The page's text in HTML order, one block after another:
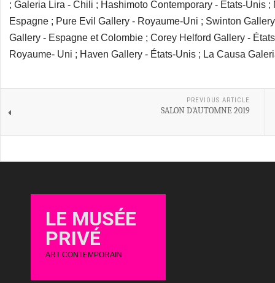
; Galeria Lira - Chili ; Hashimoto Contemporary - États-Unis
Espagne ; Pure Evil Gallery - Royaume-Uni ; Swinton
Gallery - Espagne et Colombie ; Corey Helford Gallery -
Royaume- Uni ; Haven Gallery - États-Unis ; La Causa
PREVIOUS ARTICLE
SALON D'AUTOMNE 2019
LE MUSÉE
PRIVÉ
ART CONTEMPORAIN